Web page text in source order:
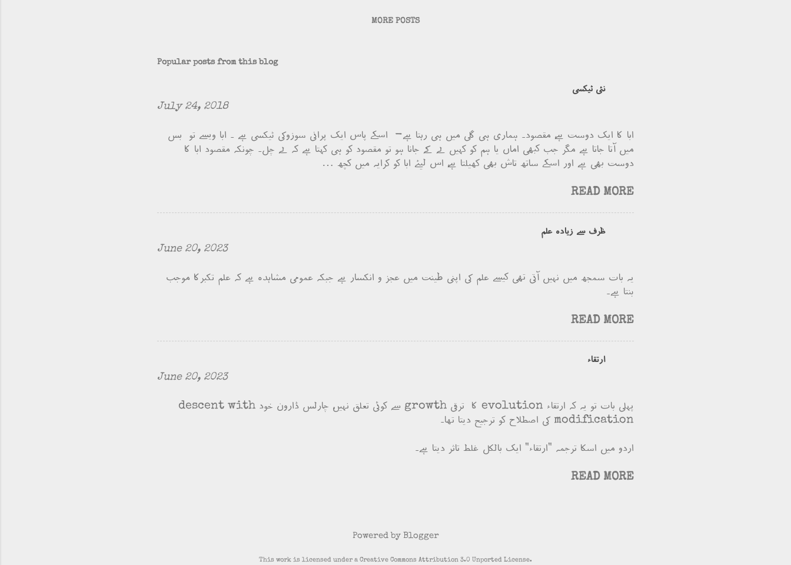
MORE POSTS
Popular posts from this blog
نئی ٹیکسی
July 24, 2018
ابا کا ایک دوست ہے، مقصود۔ ہماری ہی گلی میں ہی رہتا ہے- اسکے پاس ایک پرانی سوزوکی ٹیکسی ہے ۔ ابا ویسے تو بس
میں آتا جاتا ہے مگر جب کبھی اماں یا ہم کو کہیں لے کے جانا ہو تو مقصود کو ہی کہتا ہے کہ لے چل۔ چونکہ مقصود ابا کا
دوست بھی ہے اور اسکے ساتھ تاش بھی کھیلتا ہے، اس لیئے ابا کو کرایہ میں کچھ …
READ MORE
ظرف سے زیادہ علم
June 20, 2023
یہ بات سمجھ میں نہیں آتی تھی کیسے علم کی اپنی طینت میں عجز و انکسار ہے جبکہ عمومی مشاہدہ ہے کہ علم تکبرکا موجب
بنتا ہے۔
READ MORE
ارتقاء
June 20, 2023
پہلی بات تو یہ کہ ارتقاء evolution کا ترقی growth سے کوئی تعلق نہیں، چارلس ڈارون خود descent with
modification کی اصطلاح کو ترجیح دیتا تھا۔
اردو میں اسکا ترجمہ "ارتقاء" ایک بالکل غلط تاثر دیتا ہے۔
READ MORE
Powered by Blogger
This work is licensed under a Creative Commons Attribution 3.0 Unported License.